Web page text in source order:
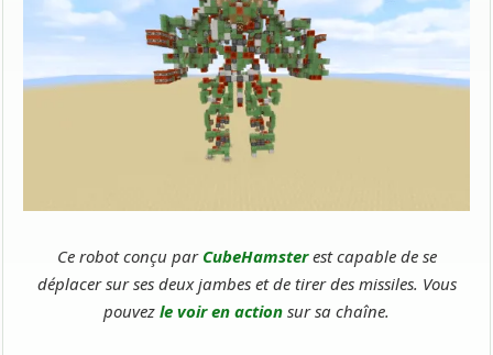
Ce robot conçu par CubeHamsterest capable de se
déplacer sur ses deux jambes et de tirer des missiles. Vous
pouvez le voir en action sur sa chaîne.